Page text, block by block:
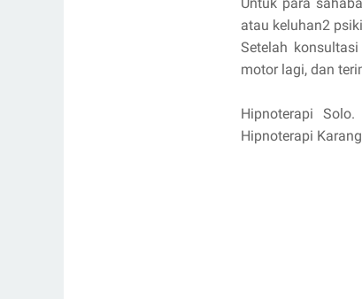
atau keluhan2
Setelah
motor lagi, dan
Hipnoterapi
Hipnoterapi